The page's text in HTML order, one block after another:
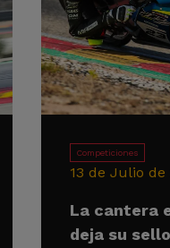
Competiciones
13 de Julio de
La cantera
deja su